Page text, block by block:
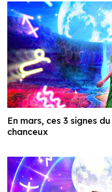
En mars, ces 3 signes
chanceux